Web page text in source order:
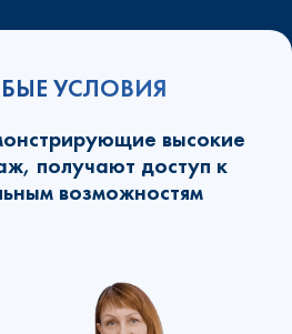
УСЛОВИЯ
высокие
получают доступ к
возможностям